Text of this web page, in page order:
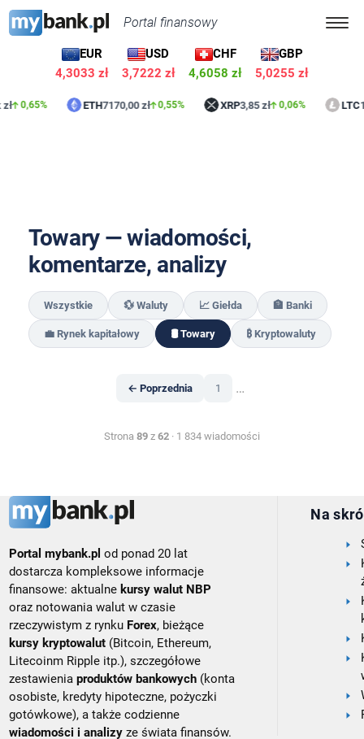
Portal finansowy
EUR
4,3033 zł
USD
3,7222 zł
CHF
4,6058 zł
GBP
5,0255 zł
0,65% ETH7170,00 zł 0,55% XRP3,85 zł 0,06% LTC
Towary — wiadomości,
komentarze, analizy
Wszystkie 💱 Waluty 📈 Giełda 🏦 Banki
💼 Rynek kapitałowy 🛢️ Towary ₿ Kryptowaluty
← Poprzednia 1 …
Strona 89 z 62 · 1 834 wiadomości
Portal mybank.pl od ponad 20 lat
dostarcza kompleksowe informacje
finansowe: aktualne kursy walut NBP
oraz notowania walut w czasie
rzeczywistym z rynku Forex, bieżące
kursy kryptowalut (Bitcoin, Ethereum,
Litecoinm Ripple itp.), szczegółowe
zestawieniaproduktów bankowych (konta
osobiste, kredyty hipoteczne, pożyczki
gotówkowe), a także codzienne
wiadomości i analizy ze świata finansów.
Na